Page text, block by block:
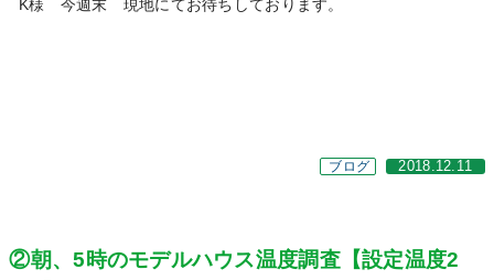
K様 今週末 現地にてお待ちしております。
ブログ 2018.12.11
②朝、5時のモデルハウス温度調査【設定温度2